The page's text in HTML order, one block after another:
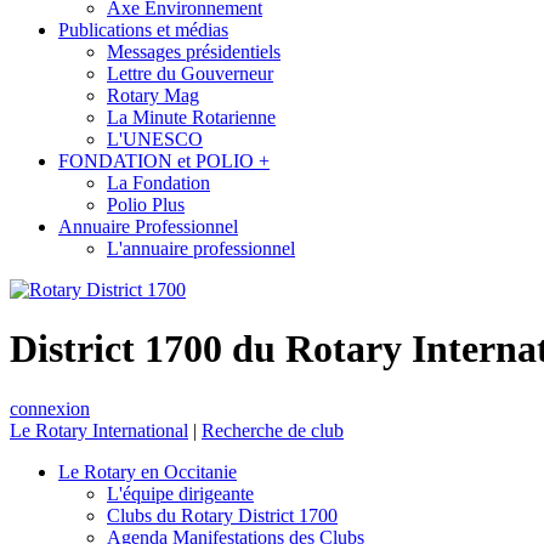
Axe Environnement
Publications et médias
Messages présidentiels
Lettre du Gouverneur
Rotary Mag
La Minute Rotarienne
L'UNESCO
FONDATION et POLIO +
La Fondation
Polio Plus
Annuaire Professionnel
L'annuaire professionnel
District 1700 du Rotary
connexion
Le Rotary International | Recherche de club
Le Rotary en Occitanie
L'équipe dirigeante
Clubs du Rotary District 1700
Agenda Manifestations des Clubs